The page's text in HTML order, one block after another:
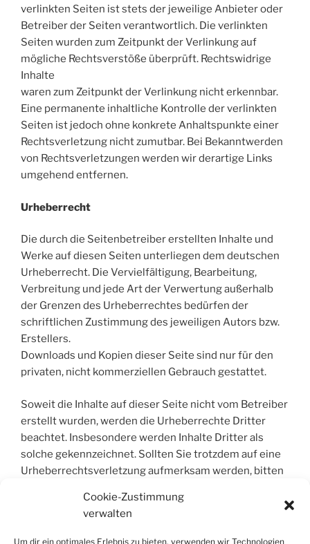
Cookie-Zustimmung
verwalten
Um dir ein optimales Erlebnis zu bieten, verwenden wir Technologien
verlinkten Seiten ist stets der jeweilige Anbieter oder
Betreiber der Seiten verantwortlich. Die verlinkten
Seiten wurden zum Zeitpunkt der Verlinkung auf
mögliche Rechtsverstöße überprüft. Rechtswidrige
Inhalte
waren zum Zeitpunkt der Verlinkung nicht erkennbar.
Eine permanente inhaltliche Kontrolle der verlinkten
Seiten ist jedoch ohne konkrete Anhaltspunkte einer
Rechtsverletzung nicht zumutbar. Bei Bekanntwerden
von Rechtsverletzungen werden wir derartige Links
umgehend entfernen.
Urheberrecht
Die durch die Seitenbetreiber erstellten Inhalte und
Werke auf diesen Seiten unterliegen dem deutschen
Urheberrecht. Die Vervielfältigung, Bearbeitung,
Verbreitung und jede Art der Verwertung außerhalb
der Grenzen des Urheberrechtes bedürfen der
schriftlichen Zustimmung des jeweiligen Autors bzw.
Erstellers.
Downloads und Kopien dieser Seite sind nur für den
privaten, nicht kommerziellen Gebrauch gestattet.
Soweit die Inhalte auf dieser Seite nicht vom Betreiber
erstellt wurden, werden die Urheberrechte Dritter
beachtet. Insbesondere werden Inhalte Dritter als
solche gekennzeichnet. Sollten Sie trotzdem auf eine
Urheberrechtsverletzung aufmerksam werden, bitten
Bekanntwerden von Rechtsverletzungen werden wir
derartige Inhalte umgehend entfernen.